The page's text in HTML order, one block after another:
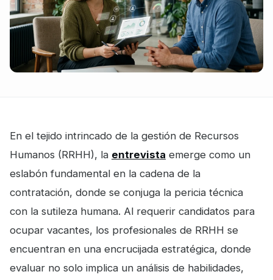
En el tejido intrincado de la gestión de Recursos
Humanos (RRHH), la entrevista emerge como un
eslabón fundamental en la cadena de la
contratación, donde se conjuga la pericia técnica
con la sutileza humana. Al requerir candidatos para
ocupar vacantes, los profesionales de RRHH se
encuentran en una encrucijada estratégica, donde
evaluar no solo implica un análisis de habilidades,